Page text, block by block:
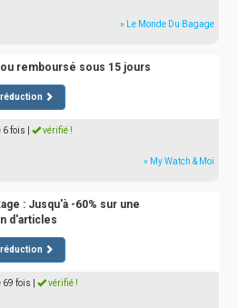
» Le Monde Du Bagage
ou remboursé sous 15 jours
6 fois vérifié !
» My Watch & Moi
: Jusqu'à -60% sur une
d'articles
69 fois vérifié !